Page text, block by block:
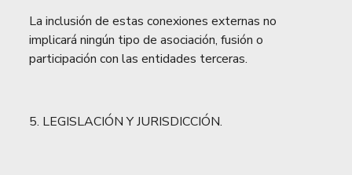
La inclusión de estas conexiones externas no
implicará ningún tipo de asociación, fusión o
participación con las entidades terceras.
5. LEGISLACIÓN Y JURISDICCIÓN.